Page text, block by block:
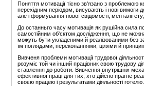
Поняття мотивації тісно зв'язано з проблемою
перехідним періодом, висувають і нові вимоги
але і формування нової свідомості,
До останньго часу мотивація як рушійна сила
самостійним об'єктом дослідження, що не
можуть бути укладеними й реалізованими без
їм поглядами, переконаннями, цілями й
Вивченя проблеми мотивації трудової
розуміє той чи інший працівник свою трудову
ставлення до роботи. Вивчення внутрішніх
ефективної праці для тих, хто дійсно прагне
своєю працею і результатами діяльності готелю.